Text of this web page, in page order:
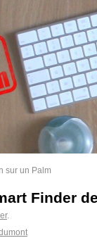
sur un Palm
Finder
.